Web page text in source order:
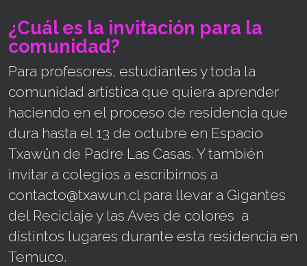
¿Cuál es la invitación para la
comunidad?
Para profesores, estudiantes y toda la
comunidad artística que quiera aprender
haciendo en el proceso de residencia que
dura hasta el 13 de octubre en Espacio
Txawün de Padre Las Casas. Y también
invitar a colegios a escribirnos a
contacto@txawun.cl para llevar a Gigantes
del Reciclaje y las Aves de colores a
distintos lugares durante esta residencia en
Temuco.